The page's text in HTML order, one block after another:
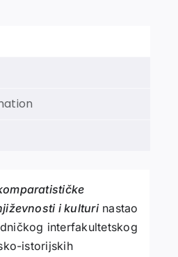
i kulturinastao
interfakultetskog
istorijskih